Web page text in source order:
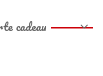
cadeau